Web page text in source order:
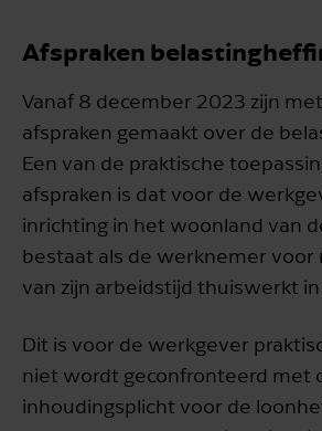
Afspraken
Vanaf 8 december 2023 zijn
afspraken gemaakt over de
Een van de praktische
afspraken is dat voor de
inrichting in het woonland van
bestaat als de werknemer voor
van zijn arbeidstijd thuiswerkt
Dit is voor de werkgever
niet wordt geconfronteerd met
inhoudingsplicht voor de